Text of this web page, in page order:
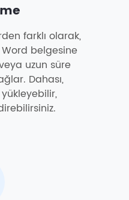
farklı olarak,
Word belgesine
uzun süre
Dahası,
yükleyebilir,